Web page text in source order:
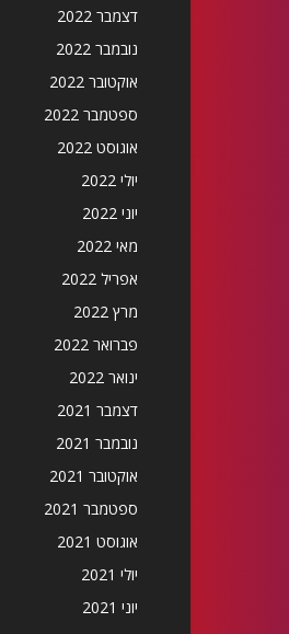
דצמבר 2022
נובמבר 2022
אוקטובר 2022
ספטמבר 2022
אוגוסט 2022
יולי 2022
יוני 2022
מאי 2022
אפריל 2022
מרץ 2022
פברואר 2022
ינואר 2022
דצמבר 2021
נובמבר 2021
אוקטובר 2021
ספטמבר 2021
אוגוסט 2021
יולי 2021
יוני 2021